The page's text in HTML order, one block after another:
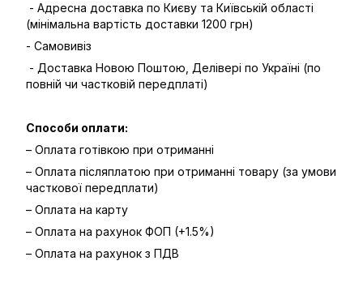
- Адресна доставка по Києву та Київській області
(мінімальна вартість доставки 1200 грн)
- Самовивіз
- Доставка Новою Поштою, Делівері по Україні (по
повній чи частковій передплаті)
Способи оплати:
– Оплата готівкою при отриманні
– Оплата післяплатою при отриманні товару (за умови
часткової передплати)
– Оплата на карту
– Оплата на рахунок ФОП (+1.5%)
– Оплата на рахунок з ПДВ